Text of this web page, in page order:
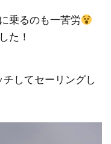
乗るのも一苦労
た！
してセーリングし